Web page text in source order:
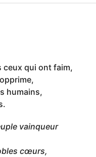
ceux qui ont faim,
humains,
vainqueur
cœurs,